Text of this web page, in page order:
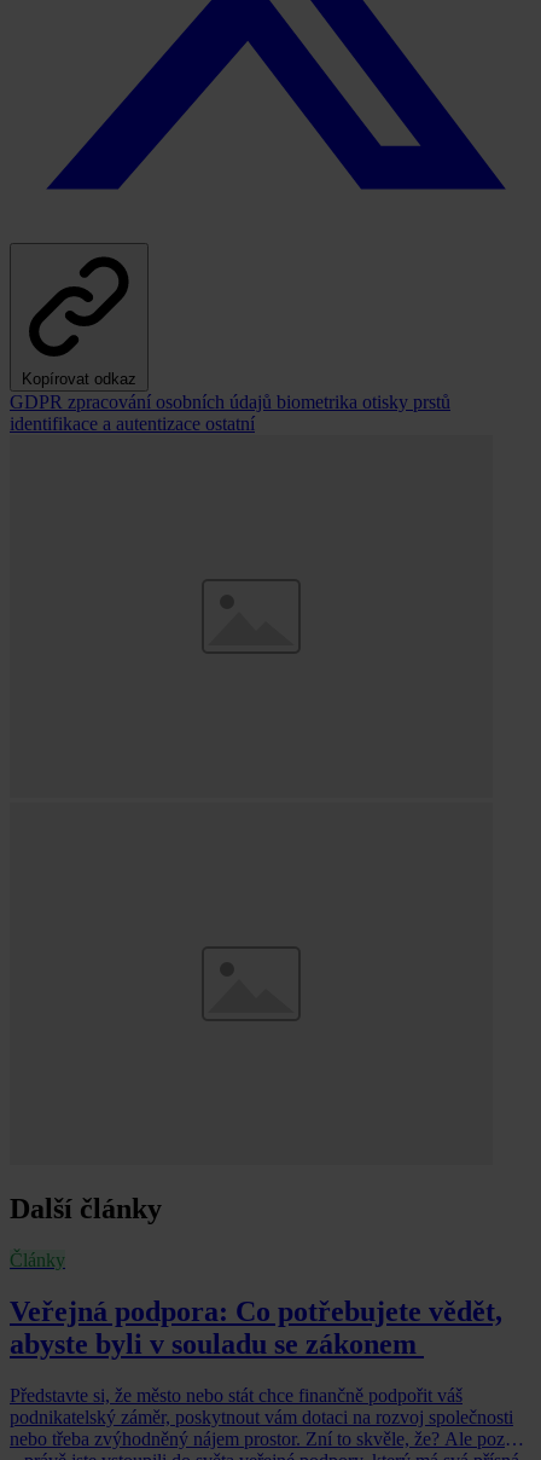
Kopírovat odkaz
GDPR zpracování osobních údajů biometrika otisky prstů
identifikace a autentizace ostatní
Další články
Články
Veřejná podpora: Co potřebujete vědět,
abyste byli v souladu se zákonem
Představte si, že město nebo stát chce finančně podpořit váš
podnikatelský záměr, poskytnout vám dotaci na rozvoj společnosti
nebo třeba zvýhodněný nájem prostor. Zní to skvěle, že? Ale pozor